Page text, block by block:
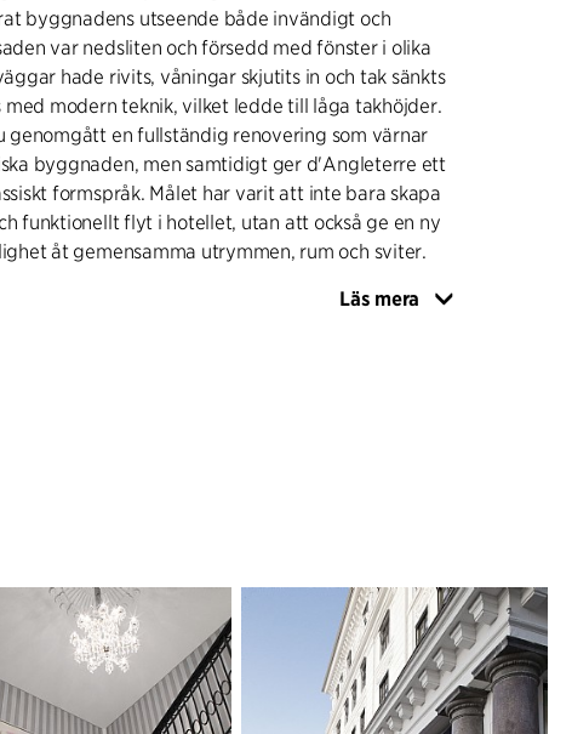
byggnadens utseende både invändigt och
var nedsliten och försedd med fönster i olika
hade rivits, våningar skjutits in och tak sänkts
modern teknik, vilket ledde till låga takhöjder.
genomgått en fullständig renovering som värnar
byggnaden, men samtidigt ger d'Angleterre ett
formspråk. Målet har varit att inte bara skapa
funktionellt flyt i hotellet, utan att också ge en ny
åt gemensamma utrymmen, rum och sviter.
Hotel d’Angleterre med känslan av ett "grand
alla håller sig inom samma eleganta och ljusa
bankettlokalerna och salongerna har
kan nu rymma sällskap på upp till 580 personer.
är "contemporary classic": Eleganta material i
toner, exklusiva ytor och dämpade dekorativa
Läs mera